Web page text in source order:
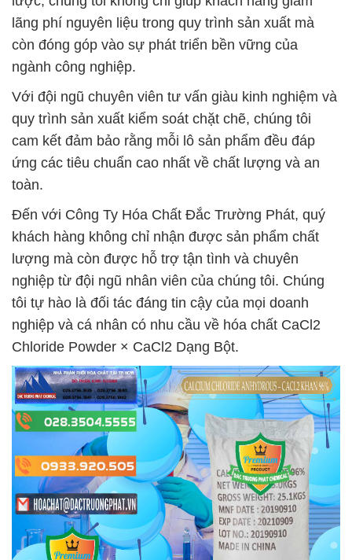
lãng phí nguyên liệu trong quy trình sản xuất mà
còn đóng góp vào sự phát triển bền vững của
ngành công nghiệp.
Với đội ngũ chuyên viên tư vấn giàu kinh nghiệm và
quy trình sản xuất kiểm soát chặt chẽ, chúng tôi
cam kết đảm bảo rằng mỗi lô sản phẩm đều đáp
ứng các tiêu chuẩn cao nhất về chất lượng và an
toàn.
Đến với Công Ty Hóa Chất Đắc Trường Phát, quý
khách hàng không chỉ nhận được sản phẩm chất
lượng mà còn được hỗ trợ tận tình và chuyên
nghiệp từ đội ngũ nhân viên của chúng tôi. Chúng
tôi tự hào là đối tác đáng tin cậy của mọi doanh
nghiệp và cá nhân có nhu cầu về hóa chất CaCl2
Chloride Powder × CaCl2 Dạng Bột.